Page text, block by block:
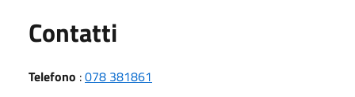
Contatti
Telefono :078 381861